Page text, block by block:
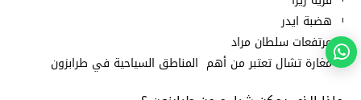
هضبة ايدر
مرتفعات سلطان مراد
مغارة تشال تعتبر من أهم المناطق السياحية في طرابزون